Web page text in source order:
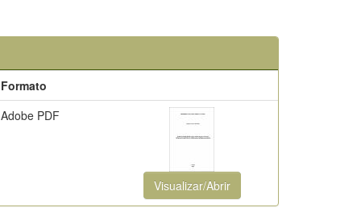
Formato
Adobe PDF
Visualizar/Abrir